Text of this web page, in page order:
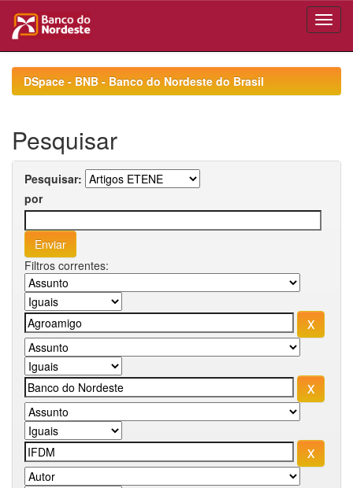
navigationDSpace - BNB - Banco do Nordeste do Brasil
Pesquisar
Pesquisar:
por
Filtros correntes: